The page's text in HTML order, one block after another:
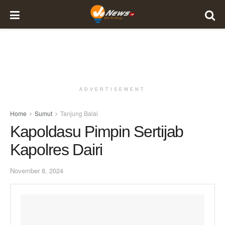
ADVERTISEMENT
Home Sumut Tanjung Balai
Kapoldasu Pimpin Sertijab
Kapolres Dairi
November 8, 2024